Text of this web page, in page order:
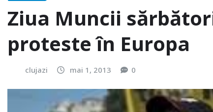
Ziua Muncii
proteste în Europa
clujazi mai 1, 2013 0